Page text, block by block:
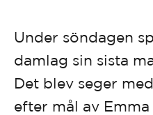
Under söndagen
damlag sin sista
Det blev seger
efter mål av